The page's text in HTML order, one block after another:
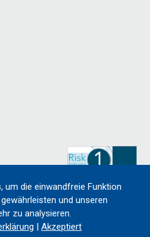
um die einwandfreie Funktion
und unseren
zu analysieren.
| Akzeptiert